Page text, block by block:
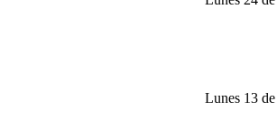
Lunes 13